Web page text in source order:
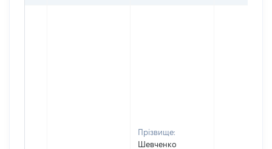
Прізвище:
Шевченко